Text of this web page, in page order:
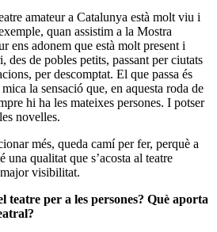
amateur a Catalunya està molt viu i
quan assistim a la Mostra
ens adonem que està molt present i
des de pobles petits, passant per ciutats
per descomptat. El que passa és
la sensació que, en aquesta roda de
hi ha les mateixes persones. I potser
novelles.
més, queda camí per fer, perquè a
una qualitat que s’acosta al teatre
visibilitat.
teatre per a les persones? Què aporta